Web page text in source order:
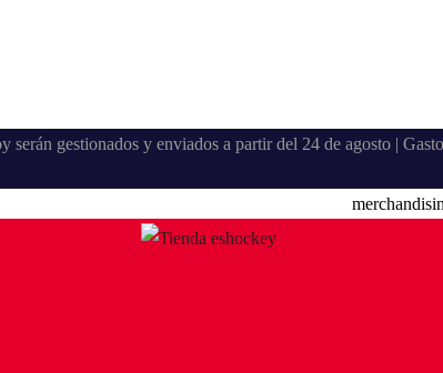
serán gestionados y enviados a partir del 24 de agosto |